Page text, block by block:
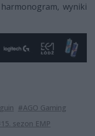
wyniki
#AGO Gaming
sezon EMP